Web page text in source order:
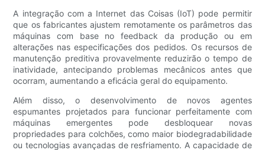
A integração com a Internet das Coisas (IoT) pode permitir
que os fabricantes ajustem remotamente os parâmetros das
máquinas com base no feedback da produção ou em
alterações nas especificações dos pedidos. Os recursos de
manutenção preditiva provavelmente reduzirão o tempo de
inatividade, antecipando problemas mecânicos antes que
ocorram, aumentando a eficácia geral do equipamento.
Além disso, o desenvolvimento de novos agentes
espumantes projetados para funcionar perfeitamente com
máquinas emergentes pode desbloquear novas
propriedades para colchões, como maior biodegradabilidade
ou tecnologias avançadas de resfriamento. A capacidade de